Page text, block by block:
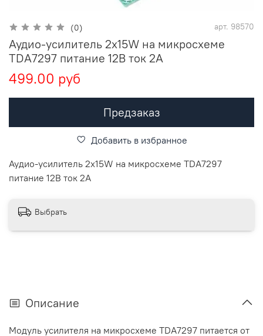
(0) арт. 98570
Аудио-усилитель 2х15W на микросхеме
TDA7297 питание 12В ток 2А
499.00 руб
Предзаказ
Добавить в избранное
Аудио-усилитель 2х15W на микросхеме TDA7297
питание 12В ток 2А
Выбрать
Описание
Модуль усилителя на микросхеме TDA7297 питается от